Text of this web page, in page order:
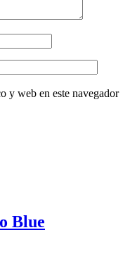
y web en este navegador
Blue